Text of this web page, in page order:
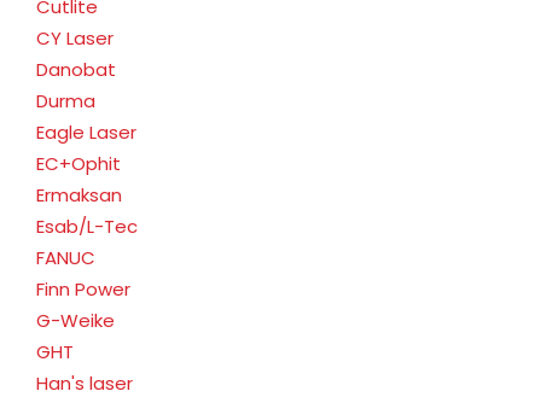
Cutlite
CY Laser
Danobat
Durma
Eagle Laser
EC+Ophit
Ermaksan
Esab/L-Tec
FANUC
Finn Power
G-Weike
GHT
Han's laser